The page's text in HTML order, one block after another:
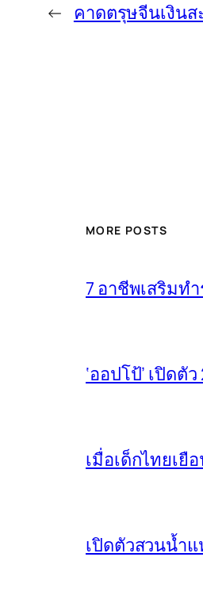
← คาดตรุษจีนเงิน
MORE POSTS
7 อาชีพเสริมท
‘ออปโป้’ เปิด
เมื่อเด็กไทยเยือ
เปิดตัวสวนน้ำแ